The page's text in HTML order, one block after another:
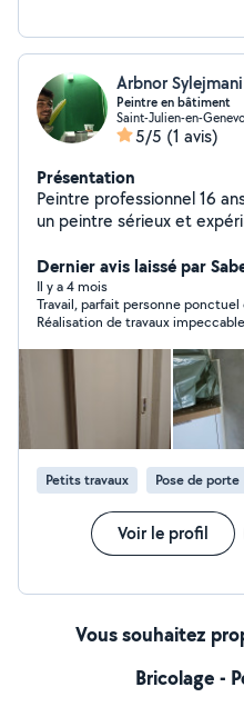
Arbnor
Peintre en bâtiment
Saint-Julien-en-
5/5 (1 avis)
Présentation
Peintre professionnel 16 ans d'expérience Vous cherchez
un peintre sérieux et
extérieure. - Peinture murs et plafonds - papiers-peint -
Rénovation appartement /
supports (enduit, ponçage,
et finitions soignées - 16 ans d'expérience dans le
bâtiment - Devis rapide Disponible rapidement
N'hésitez pas à me
projet.
Dernier avis laissé par
Il y a 4 mois
Travail, parfait personne
Réalisation de travaux
recontacter encore une fois pour
Petits travaux Pose de porte
Voir le profil
Vous souhaitez
Bricolage -